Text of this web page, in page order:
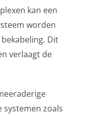
kan een
worden
Dit
verlaagt de
systemen zoals